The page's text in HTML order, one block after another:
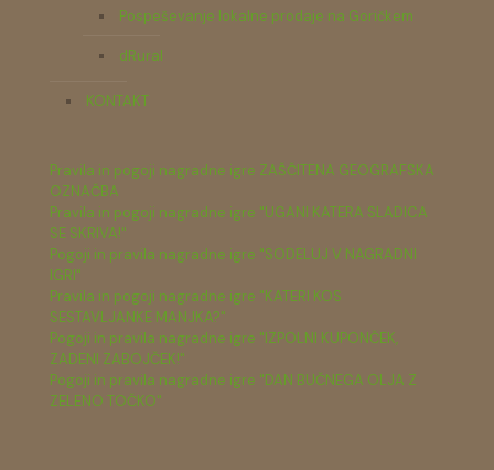
Pospeševanje lokalne prodaje na Goričkem
dRural
KONTAKT
Pravila in pogoji nagradne igre ZAŠČITENA GEOGRAFSKA
OZNAČBA
Pravila in pogoji nagradne igre "UGANI KATERA SLADICA
SE SKRIVA!"
Pogoji in pravila nagradne igre "SODELUJ V NAGRADNI
IGRI"
Pravila in pogoji nagradne igre "KATERI KOS
SESTAVLJANKE MANJKA?"
Pogoji in pravila nagradne igre "IZPOLNI KUPONČEK,
ZADENI ZABOJČEK!"
Pogoji in pravila nagradne igre "DAN BUČNEGA OLJA Z
ZELENO TOČKO"